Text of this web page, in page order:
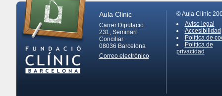
Aula Clinic
Carrer Diputacio
231, Seminari
Conciliar
08036 Barcelona
Correo electrónico
© Aula Clínic
Aviso legal
Accesibilidad
Política de
Política de
privacidad